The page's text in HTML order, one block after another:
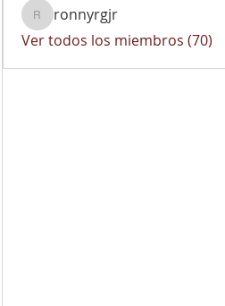
ronnyrgjr
ronnyrgjr
Ver todos los miembros (70)